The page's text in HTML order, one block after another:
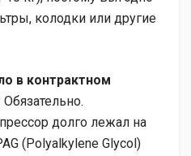
колодки или другие
в контрактном
Обязательно.
долго лежал на
(Polyalkylene Glycol)